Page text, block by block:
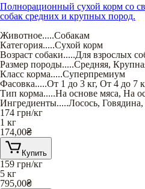
Полнорационный сухой корм со
собак средних и крупных пород.
Животное.....Собакам
Категория.....Сухой корм
Возраст собаки.....Для взрослых
Размер породы.....Средняя,
Класс корма.....Суперпремиум
Фасовка.....От 1 до 3 кг, От 4 до 7
Тип корма.....На основе мяса, На
Ингредиенты.....Лосось, Говядина,
174 грн/кг
1 кг
174,00₴
Купить
159 грн/кг
5 кг
795,00₴